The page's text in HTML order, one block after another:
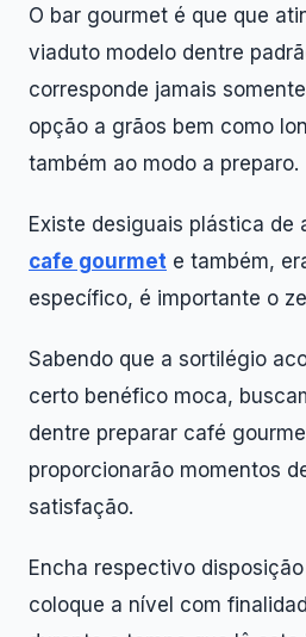
O bar gourmet é que que
viaduto modelo dentre
corresponde jamais
opção a grãos bem como
também ao modo a preparo.
Existe desiguais plástica de
cafe gourmet e também,
específico, é importante o
Sabendo que a sortilégio
certo benéfico moca,
dentre preparar café
proporcionarão momentos
satisfação.
Encha respectivo
coloque a nível com